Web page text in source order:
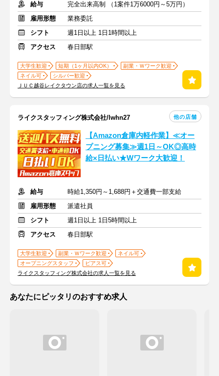
給与
完全出来高制 （1案件1万6000円～5万円）
雇用形態
業務委託
シフト
週1日以上 1日1時間以上
アクセス
春日部駅
大学生歓迎 短期（1ヶ月以内OK）
副業・Ｗワーク歓迎
ネイル可
シルバー歓迎
ＪＵＣ越谷レイクタウン店の求人一覧を見る
ライクスタッフィング株式会社/lwhn27 他の店舗
【Amazon倉庫内軽作業】≪オー
プニング募集≫週1日～OK◎高時
給×日払い★Wワーク大歓迎！
給与
時給1,350円～1,688円＋交通費一部支給
雇用形態
派遣社員
シフト
週1日以上 1日5時間以上
アクセス
春日部駅
大学生歓迎 副業・Ｗワーク歓迎
ネイル可
オープニングスタッフ
ピアス可
ライクスタッフィング株式会社の求人一覧を見る
あなたにピッタリのおすすめ求人